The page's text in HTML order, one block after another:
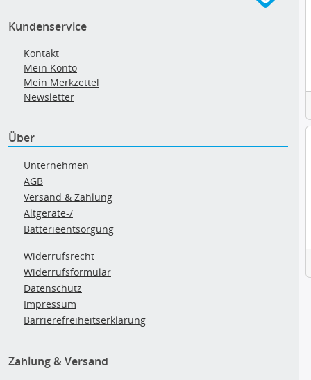
Kundenservice
Kontakt
Mein Konto
Mein Merkzettel
Newsletter
Über
Unternehmen
AGB
Versand & Zahlung
Altgeräte-/
Batterieentsorgung
Widerrufsrecht
Widerrufsformular
Datenschutz
Impressum
Barrierefreiheitserklärung
Zahlung & Versand